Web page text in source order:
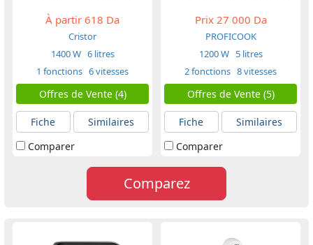
À partir 618 Da
Cristor
1400 W 6 litres
1 fonctions 6 vitesses
Offres de Vente (4)
Fiche
Similaires
Comparer
Prix27 000 Da
PROFICOOK
1200 W 5 litres
2 fonctions 8 vitesses
Offres de Vente (5)
Fiche
Similaires
Comparer
Comparez